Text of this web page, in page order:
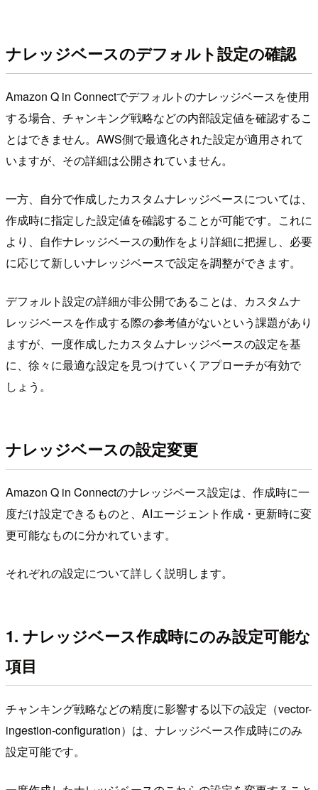
ナレッジベースのデフォルト設定の確認
Amazon Q in Connectでデフォルトのナレッジベースを使用
する場合、チャンキング戦略などの内部設定値を確認するこ
とはできません。AWS側で最適化された設定が適用されて
いますが、その詳細は公開されていません。
一方、自分で作成したカスタムナレッジベースについては、
作成時に指定した設定値を確認することが可能です。これに
より、自作ナレッジベースの動作をより詳細に把握し、必要
に応じて新しいナレッジベースで設定を調整ができます。
デフォルト設定の詳細が非公開であることは、カスタムナ
レッジベースを作成する際の参考値がないという課題があり
ますが、一度作成したカスタムナレッジベースの設定を基
に、徐々に最適な設定を見つけていくアプローチが有効で
しょう。
ナレッジベースの設定変更
Amazon Q in Connectのナレッジベース設定は、作成時に一
度だけ設定できるものと、AIエージェント作成・更新時に変
更可能なものに分かれています。
それぞれの設定について詳しく説明します。
1. ナレッジベース作成時にのみ設定可能な
項目
チャンキング戦略などの精度に影響する以下の設定（vector-
ingestion-configuration）は、ナレッジベース作成時にのみ
設定可能です。